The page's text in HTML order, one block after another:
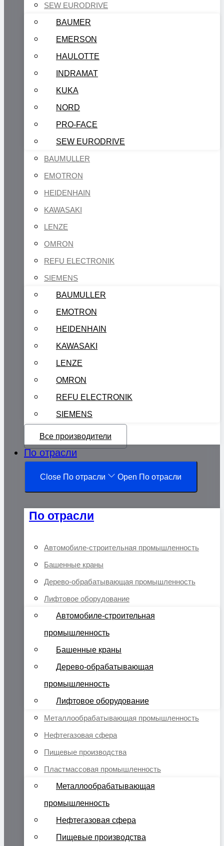
SEW EURODRIVE
BAUMER
EMERSON
HAULOTTE
INDRAMAT
KUKA
NORD
PRO-FACE
SEW EURODRIVE
BAUMULLER
EMOTRON
HEIDENHAIN
KAWASAKI
LENZE
OMRON
REFU ELECTRONIK
SIEMENS
BAUMULLER
EMOTRON
HEIDENHAIN
KAWASAKI
LENZE
OMRON
REFU ELECTRONIK
SIEMENS
Все производители
По отрасли
Close По отрасли Open По отрасли
По отрасли
Автомобиле-строительная промышленность
Башенные краны
Дерево-обрабатывающая промышленность
Лифтовое оборудование
Автомобиле-строительная
промышленность
Башенные краны
Дерево-обрабатывающая
промышленность
Лифтовое оборудование
Металлообрабатывающая промышленность
Нефтегазовая сфера
Пищевые производства
Пластмассовая промышленность
Металлообрабатывающая
промышленность
Нефтегазовая сфера
Пищевые производства